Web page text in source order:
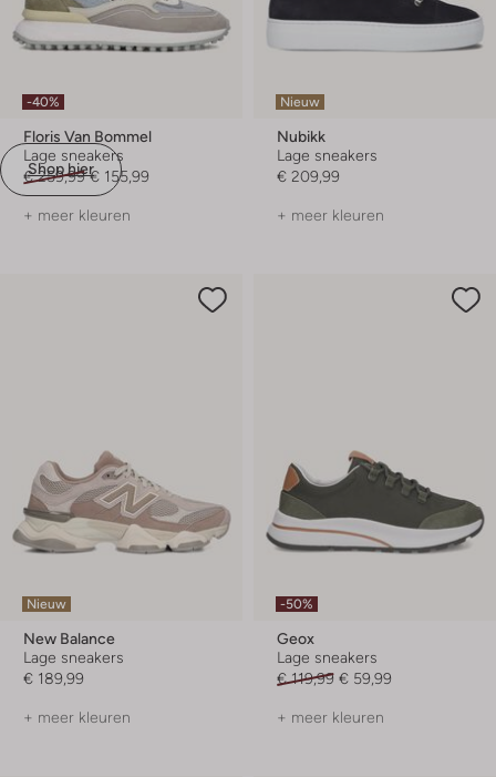
Shop hier
-40%
Floris Van Bommel
Lage sneakers
€ 259,99 € 155,99
+ meer kleuren
Nieuw
Nubikk
Lage sneakers
€ 209,99
+ meer kleuren
Nieuw
New Balance
Lage sneakers
€ 189,99
+ meer kleuren
-50%
Geox
Lage sneakers
€ 119,99 € 59,99
+ meer kleuren